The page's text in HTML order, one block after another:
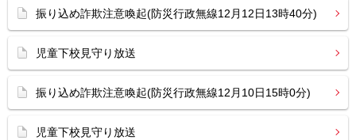
振り込め詐欺注意喚起(防災行政無線12月12日13時40分)
児童下校見守り放送
振り込め詐欺注意喚起(防災行政無線12月10日15時0分)
児童下校見守り放送